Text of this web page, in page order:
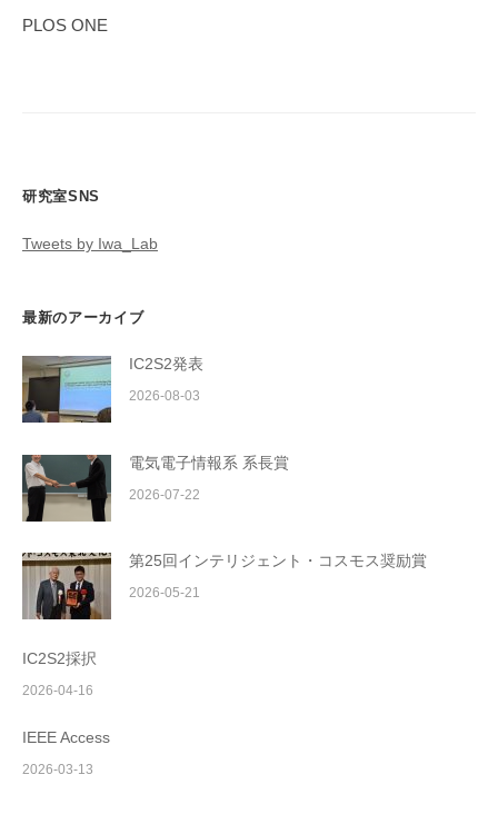
ゲ
PLOS ONE
研究室SNS
Tweets by Iwa_Lab
最新のアーカイブ
IC2S2発表
2026-08-03
電気電子情報系 系長賞
2026-07-22
第25回インテリジェント・コスモス奨励賞
2026-05-21
IC2S2採択
2026-04-16
IEEE Access
2026-03-13